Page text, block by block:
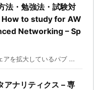
法・勉強法・試験対
How to study for AW
Networking – Sp
を拡大しているパブ ...
アナリティクス – 専